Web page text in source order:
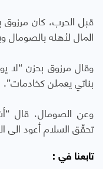
قبل الحرب، كان
المال لأهله بالصومال
وقال مرزوق بحزن “لا
بناتي يعملن كخادمات”.
وعن الصومال، قال
تحقّق السلام أعود الى
تابعنا في :